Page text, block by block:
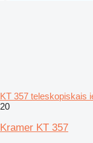
KT 357 teleskopiskais
20
Kramer KT 357